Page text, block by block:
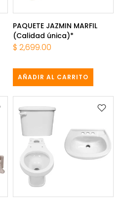
PAQUETE JAZMIN MARFIL
(Calidad única)*
$ 2,699.00
AÑADIR AL CARRITO